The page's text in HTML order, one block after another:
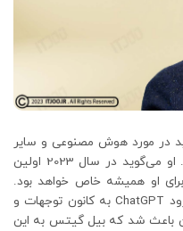
در مورد هوش مصنوعی و سایر
دغدغه‌های خود یادداشتی را منتشر کرد. او می‌گوید در سال 2023 اولین
برای او همیشه خاص خواهد بود.
2023 سالی بود که هوش مصنوعی با ورود ChatGPT به کانون توجهات و
باعث شد که بیل گیتس به این